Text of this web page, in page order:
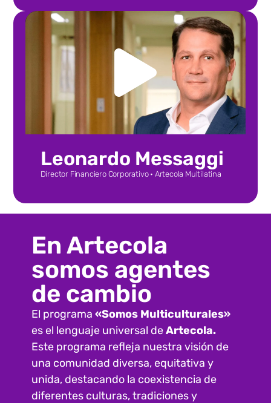
Leonardo Messaggi
Director Financiero Corporativo • Artecola Multilatina
En Artecola
somos agentes
de cambio
El programa«Somos Multiculturales»
es el lenguaje universal deArtecola.
Este programa refleja nuestra visión de
una comunidad diversa, equitativa y
unida, destacando la coexistencia de
diferentes culturas, tradiciones y